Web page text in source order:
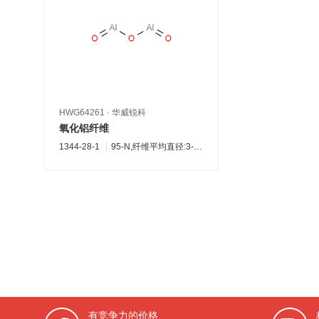
HWG64261 · 华威锐科
氧化铝纤维
1344-28-1 95-N,纤维平均直径:3-4μm,短切2mm
有竞争力的价格